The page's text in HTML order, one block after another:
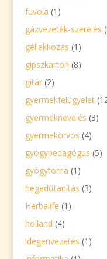
fuvola (1)
gázvezeték-szerelés
géllakkozás (1)
gipszkarton (8)
gitár(2)
gyermekfelügyelet
gyermeknevelés (3)
gyermekorvos (4)
gyógypedagógus (5)
gyógytorna (1)
hegedűtanítás (3)
Herbalife (1)
holland (4)
idegenvezetés (1)